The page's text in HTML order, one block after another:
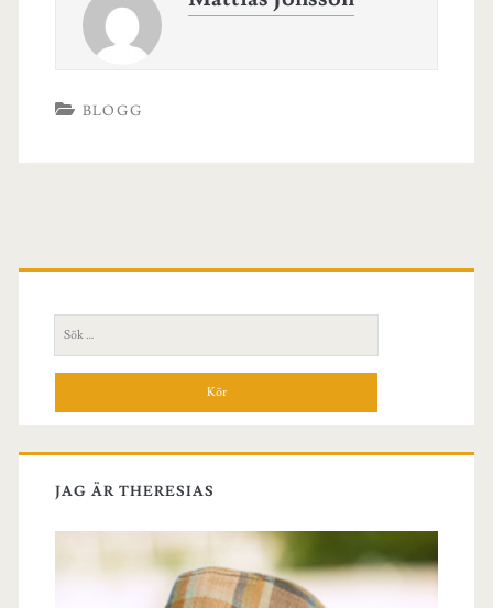
BLOGG
Primär
sidopanel
Sök
efter:
JAG ÄR THERESIAS